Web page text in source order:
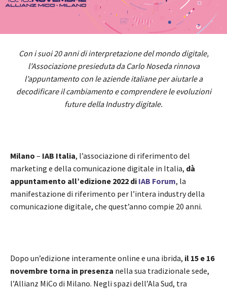
Con i suoi 20 anni di interpretazione del mondo digitale,
l’Associazione presieduta da Carlo Noseda rinnova
l’appuntamento con le aziende italiane per aiutarle a
decodificare il cambiamento e comprendere le evoluzioni
future della Industry digitale.
Milano – IAB Italia, l’associazione di riferimento del
marketing e della comunicazione digitale in Italia, dà
appuntamento all’edizione 2022 di IAB Forum, la
manifestazione di riferimento per l’intera industry della
comunicazione digitale, che quest’anno compie 20 anni.
Dopo un’edizione interamente online e una ibrida, il 15 e 16
novembre torna in presenza nella sua tradizionale sede,
l’Allianz MiCo di Milano. Negli spazi dell’Ala Sud, tra